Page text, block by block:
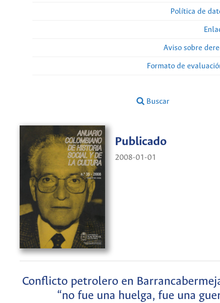
Política de
Aviso sobre
Formato de
Buscar
Publicado
2008-01-01
Conflicto petrolero en
“no fue una huelga, fue una